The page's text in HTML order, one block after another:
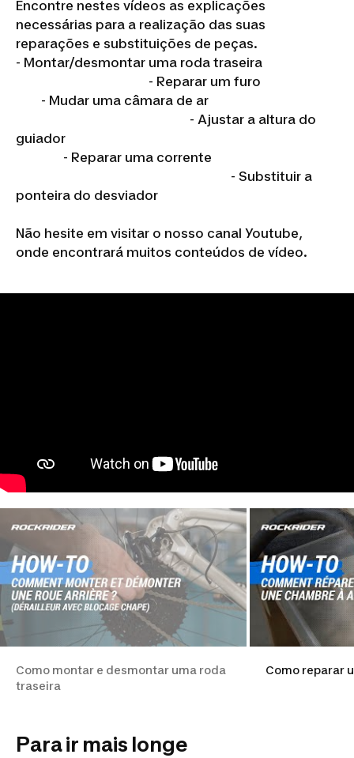
Encontre nestes vídeos as explicações
necessárias para a realização das suas
reparações e substituições de peças.
- Montar/desmontar uma roda traseira
- Reparar um furo
- Mudar uma câmara de ar
- Ajustar a altura do
guiador
- Reparar uma corrente
- Substituir a
ponteira do desviador
Não hesite em visitar o nosso canal Youtube,
onde encontrará muitos conteúdos de vídeo.
Como montar e desmontar uma roda
traseira
Como reparar
Para ir mais longe